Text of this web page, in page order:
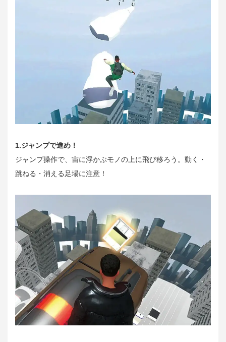
1.ジャンプで進め！
ジャンプ操作で、宙に浮かぶモノの上に飛び移ろう。動く・
跳ねる・消える足場に注意！